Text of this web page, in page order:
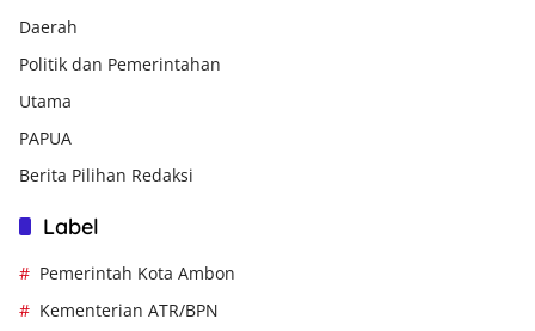
Daerah
Politik dan Pemerintahan
Utama
PAPUA
Berita Pilihan Redaksi
Label
Pemerintah Kota Ambon
Kementerian ATR/BPN